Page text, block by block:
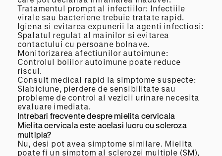
Tratamentul prompt al infectiilor: Infectiile
virale sau bacteriene trebuie tratate rapid.
Igiena si evitarea expunerii la agenti infectiosi:
Spalatul regulat al mainilor si evitarea
contactului cu persoane bolnave.
Monitorizarea afectiunilor autoimune:
Controlul bolilor autoimune poate reduce
riscul.
Consult medical rapid la simptome suspecte:
Slabiciune, pierdere de sensibilitate sau
probleme de control al vezicii urinare necesita
evaluare imediata.
Intrebari frecvente despre mielita cervicala
Mielita cervicala este acelasi lucru cu scleroza
multipla?
Nu, desi pot avea simptome similare. Mielita
poate fi un simptom al sclerozei multiple (SM),